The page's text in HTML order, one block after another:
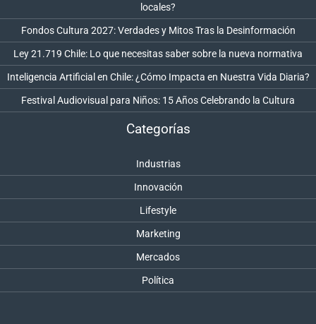
locales?
Fondos Cultura 2027: Verdades y Mitos Tras la Desinformación
Ley 21.719 Chile: Lo que necesitas saber sobre la nueva normativa
Inteligencia Artificial en Chile: ¿Cómo Impacta en Nuestra Vida Diaria?
Festival Audiovisual para Niños: 15 Años Celebrando la Cultura
Categorías
Industrias
Innovación
Lifestyle
Marketing
Mercados
Política